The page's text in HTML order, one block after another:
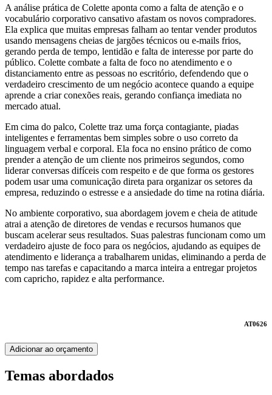
A análise prática de Colette aponta como a falta de atenção e o
vocabulário corporativo cansativo afastam os novos compradores.
Ela explica que muitas empresas falham ao tentar vender produtos
usando mensagens cheias de jargões técnicos ou e-mails frios,
gerando perda de tempo, lentidão e falta de interesse por parte do
público. Colette combate a falta de foco no atendimento e o
distanciamento entre as pessoas no escritório, defendendo que o
verdadeiro crescimento de um negócio acontece quando a equipe
aprende a criar conexões reais, gerando confiança imediata no
mercado atual.
Em cima do palco, Colette traz uma força contagiante, piadas
inteligentes e ferramentas bem simples sobre o uso correto da
linguagem verbal e corporal. Ela foca no ensino prático de como
prender a atenção de um cliente nos primeiros segundos, como
liderar conversas difíceis com respeito e de que forma os gestores
podem usar uma comunicação direta para organizar os setores da
empresa, reduzindo o estresse e a ansiedade do time na rotina diária.
No ambiente corporativo, sua abordagem jovem e cheia de atitude
atrai a atenção de diretores de vendas e recursos humanos que
buscam acelerar seus resultados. Suas palestras funcionam como um
verdadeiro ajuste de foco para os negócios, ajudando as equipes de
atendimento e liderança a trabalharem unidas, eliminando a perda de
tempo nas tarefas e capacitando a marca inteira a entregar projetos
com capricho, rapidez e alta performance.
AT0626
Adicionar ao orçamento
Temas abordados